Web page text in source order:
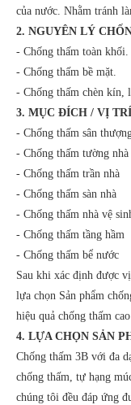
của nước. Nhằm tránh
2. NGUYÊN LÝ
- Chống thấm toàn khối.
- Chống thấm bề mặt.
- Chống thấm chèn kín,
3. MỤC ĐÍCH / VỊ
- Chống thấm sân
- Chống thấm tường nhà
- Chống thấm trần nhà
- Chống thấm sàn nhà
- Chống thấm nhà vệ
- Chống thấm tầng hầm
- Chống thấm bể nước
Sau khi xác định được
lựa chọn Sản phẩm
hiệu quả chống thấm
4. LỰA CHỌN SẢN
Chống thấm 3B với đa
chống thấm, tự hạng
chúng tôi đều đáp ứng